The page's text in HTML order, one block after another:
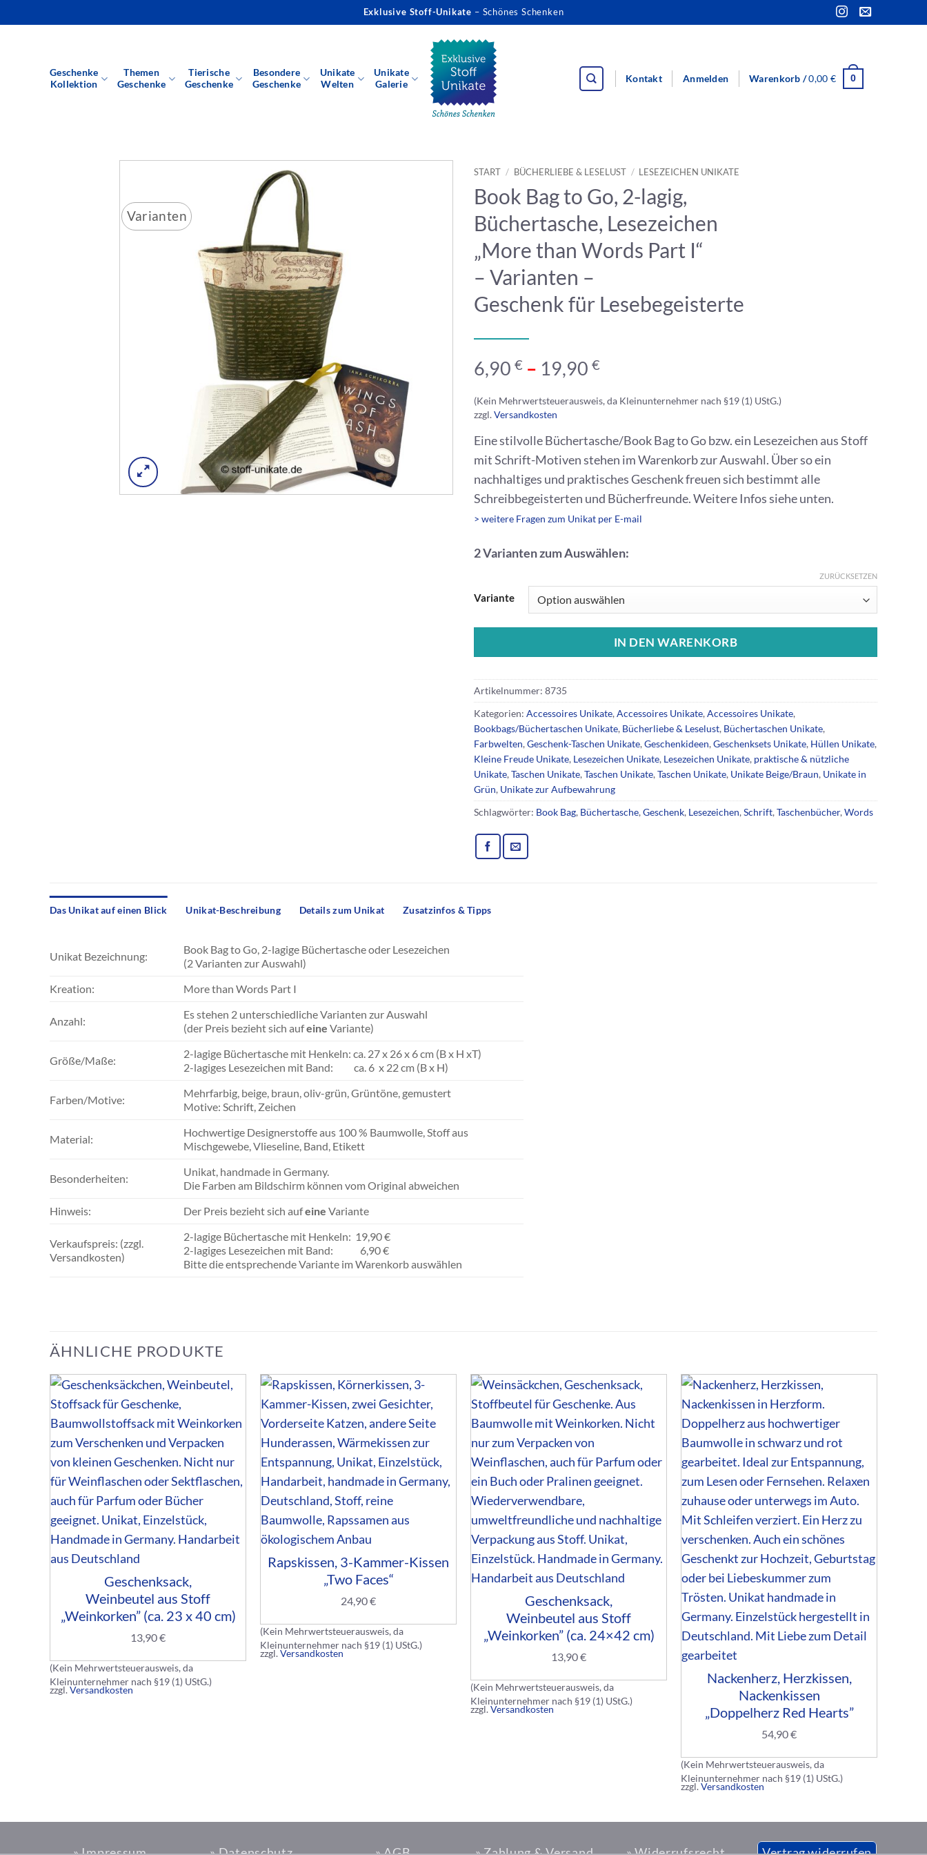
Inhalt
Exklusive Stoff-Unikate – Schönes Schenken
Geschenke
Kollektion
Themen
Geschenke
Tierische
Geschenke
Besondere
Geschenke
Unikate
Welten
Unikate
Galerie
Kontakt Anmelden Warenkorb /0,00 € 0
Varianten
START / BÜCHERLIEBE & LESELUST / LESEZEICHEN UNIKATE
Book Bag to Go, 2-lagig,
Büchertasche, Lesezeichen
„More than Words Part I“
– Varianten –
Geschenk für Lesebegeisterte
6,90 € – 19,90 €
(Kein Mehrwertsteuerausweis, da Kleinunternehmer nach §19 (1) UStG.)
zzgl.Versandkosten
Eine stilvolle Büchertasche/Book Bag to Go bzw. ein Lesezeichen aus Stoff
mit Schrift-Motiven stehen im Warenkorb zur Auswahl. Über so ein
nachhaltiges und praktisches Geschenk freuen sich bestimmt alle
Schreibbegeisterten und Bücherfreunde. Weitere Infos siehe unten.
> weitere Fragen zum Unikat per E-mail
2 Varianten zum Auswählen:
Variante
ZURÜCKSETZEN
IN DEN WARENKORB
Artikelnummer: 8735
Kategorien: Accessoires Unikate,Accessoires Unikate,Accessoires Unikate,
Bookbags/Büchertaschen Unikate, Bücherliebe & Leselust, Büchertaschen Unikate,
Farbwelten,Geschenk-Taschen Unikate,Geschenkideen,Geschenksets Unikate, Hüllen Unikate,
Kleine Freude Unikate, Lesezeichen Unikate, Lesezeichen Unikate, praktische & nützliche
Unikate,Taschen Unikate,Taschen Unikate,Taschen Unikate, Unikate Beige/Braun, Unikate in
Grün, Unikate zur Aufbewahrung
Schlagwörter: Book Bag, Büchertasche,Geschenk, Lesezeichen,Schrift,Taschenbücher,Words
Das Unikat auf einen Blick Unikat-Beschreibung Details zum Unikat Zusatzinfos & Tipps
Unikat Bezeichnung:
Book Bag to Go, 2-lagige Büchertasche oder Lesezeichen
(2 Varianten zur Auswahl)
Kreation:
More than Words Part I
Anzahl:
Es stehen 2 unterschiedliche Varianten zur Auswahl
(der Preis bezieht sich aufeine Variante)
Größe/Maße:
2-lagige Büchertasche mit Henkeln: ca. 27 x 26 x 6 cm (B x H xT)
2-lagiges Lesezeichen mit Band: ca. 6 x 22 cm (B x H)
Farben/Motive:
Mehrfarbig, beige, braun, oliv-grün, Grüntöne, gemustert
Motive: Schrift, Zeichen
Material:
Hochwertige Designerstoffe aus 100 % Baumwolle, Stoff aus
Mischgewebe, Vlieseline, Band, Etikett
Besonderheiten:
Unikat, handmade in Germany.
Die Farben am Bildschirm können vom Original abweichen
Hinweis:
Der Preis bezieht sich aufeine Variante
Verkaufspreis: (zzgl.
Versandkosten)
2-lagige Büchertasche mit Henkeln: 19,90 €
2-lagiges Lesezeichen mit Band: 6,90 €
Bitte die entsprechende Variante im Warenkorb auswählen
ÄHNLICHE PRODUKTE
Geschenksack,
Weinbeutel aus Stoff
„Weinkorken” (ca. 23 x 40 cm)
13,90€
(Kein Mehrwertsteuerausweis, da
Kleinunternehmer nach §19 (1) UStG.)
zzgl.Versandkosten
Rapskissen, 3-Kammer-Kissen
„Two Faces“
24,90€
(Kein Mehrwertsteuerausweis, da
Kleinunternehmer nach §19 (1) UStG.)
zzgl.Versandkosten
Geschenksack,
Weinbeutel aus Stoff
„Weinkorken” (ca. 24×42 cm)
13,90€
(Kein Mehrwertsteuerausweis, da
Kleinunternehmer nach §19 (1) UStG.)
zzgl.Versandkosten
Nackenherz, Herzkissen,
Nackenkissen
„Doppelherz Red Hearts”
54,90€
(Kein Mehrwertsteuerausweis, da
Kleinunternehmer nach §19 (1) UStG.)
zzgl.Versandkosten
» Impressum » Datenschutz » AGB » Zahlung & Versand » Widerrufsrecht Vertrag widerrufen